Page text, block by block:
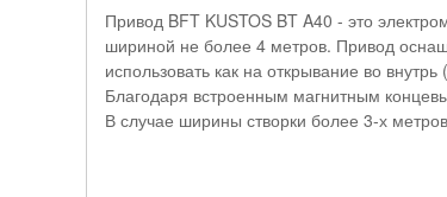
Привод BFT KUSTOS BT A40 - это
шириной не более 4 метров. Привод
использовать как на открывание во
Благодаря встроенным магнитным
В случае ширины створки более 3-х